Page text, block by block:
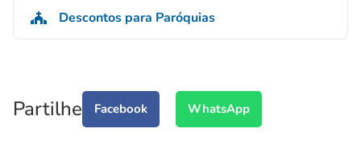
Descontos para Paróquias
Partilhe Facebook WhatsApp